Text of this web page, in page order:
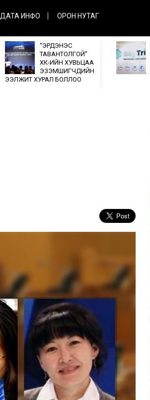
ДАТА ИНФО ОРОН НУТАГ
“ЭРДЭНЭС
ТАВАНТОЛГОЙ”
ХК-ИЙН ХУВЬЦАА
ЭЗЭМШИГЧДИЙН
ЭЭЛЖИТ ХУРАЛ БОЛЛОО